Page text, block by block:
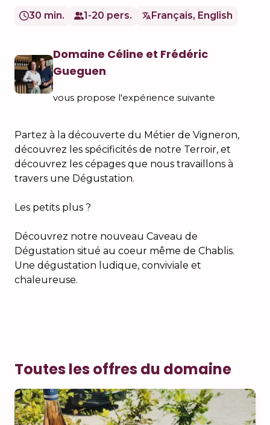
30 min.
1-20 pers. Français, English
Domaine Céline et Frédéric
Gueguen
vous propose l'expérience suivante
Partez à la découverte du Métier de Vigneron,
découvrez les spécificités de notre Terroir, et
découvrez les cépages que nous travaillons à
travers une Dégustation.
Les petits plus ?
Découvrez notre nouveau Caveau de
Dégustation situé au coeur même de Chablis.
Une dégustation ludique, conviviale et
chaleureuse.
Toutes les offres du domaine